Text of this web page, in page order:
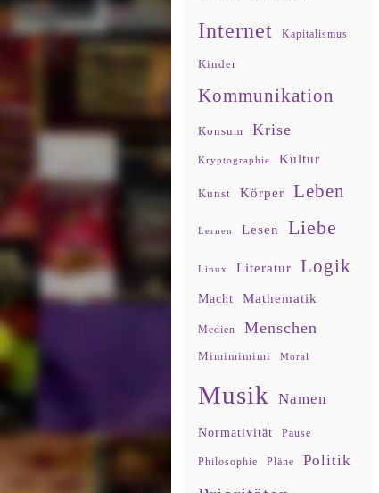
Internet Kapitalismus
Kinder
Kommunikation
Konsum Krise
Kryptographie Kultur
Kunst Körper Leben
Lernen Lesen Liebe
Linux Literatur Logik
Macht Mathematik
Medien Menschen
Mimimimimi Moral
Musik Namen
Normativität Pause
Philosophie Pläne Politik